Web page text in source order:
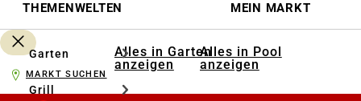
THEMENWELTEN MEIN MARKT
Garten
Grill
Alles in Garten
anzeigen
Alles in Pool
anzeigen
MARKT SUCHEN